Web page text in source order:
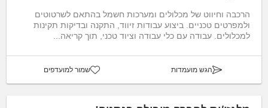
הרכבה וחיווט של מכלולים ומערכות חשמל בהתאם לשרטוטים
ולמפרטים טכניים. ביצוע עבודות זיווד, התקנה ובדיקות תקינות
למכלולים. עבודה עם כלי עבודה וציוד טכני, תוך קריאה...
הגש מועמדות שמור למועדפים